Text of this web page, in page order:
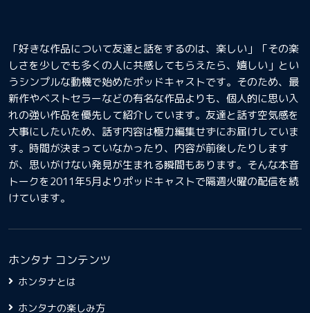
「好きな作品について友達と話をするのは、楽しい」「その楽
しさを少しでも多くの人に共感してもらえたら、嬉しい」とい
うシンプルな動機で始めたポッドキャストです。そのため、最
新作やベストセラーなどの有名な作品よりも、個人的に思い入
れの強い作品を優先して紹介しています。友達と話す空気感を
大事にしたいため、話す内容は極力編集せずにお届けしていま
す。時間が決まっていなかったり、内容が前後したりします
が、思いがけない発見が生まれる瞬間もあります。そんな本音
トークを2011年5月よりポッドキャストで隔週火曜の配信を続
けています。
ホンタナ コンテンツ
ホンタナとは
ホンタナの楽しみ方